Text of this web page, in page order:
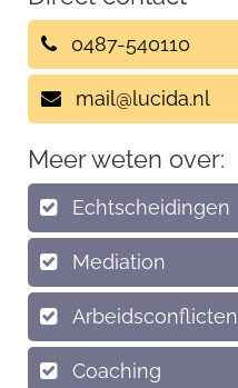
0487-540110
mail@lucida.nl
Meer weten over:
Echtscheidingen
Mediation
Arbeidsconflicten
Coaching